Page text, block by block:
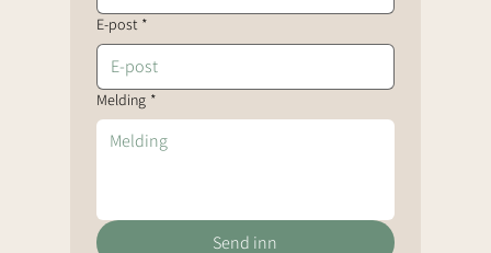
E-post *
Melding *
Send inn